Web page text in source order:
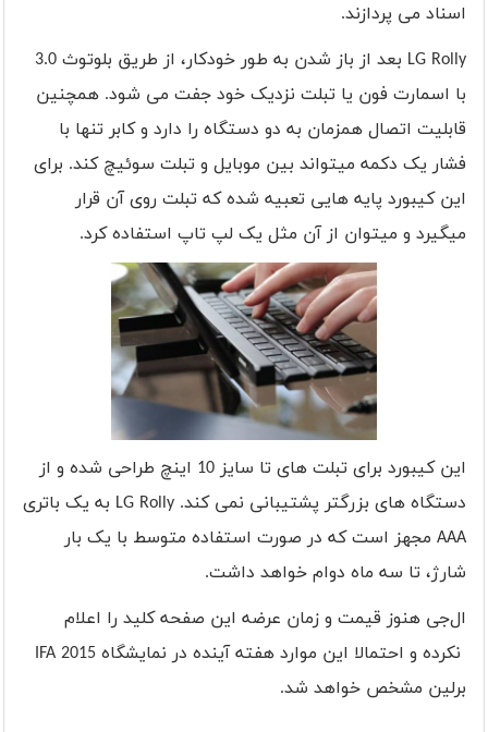
اسناد می پردازند.
LG Rolly
بعد از باز شدن به طور خودکار، از طریق بلوتوث 3.0
با اسمارت فون یا تبلت نزدیک خود جفت می شود. همچنین
قابلیت اتصال همزمان به دو دستگاه را دارد و کابر تنها با
فشار یک دکمه میتواند بین موبایل و تبلت سوئیچ کند. برای
این کیبورد پایه هایی تعبیه شده که تبلت روی آن قرار
میگیرد و میتوان از آن مثل یک لپ تاپ استفاده کرد.
این کیبورد برای تبلت های تا سایز 10 اینچ طراحی شده و از
دستگاه های بزرگتر پشتیبانی نمی کند. LG Rolly به یک باتری
AAA مجهز است که در صورت استفاده متوسط با یک بار
شارژ، تا سه ماه دوام خواهد داشت.
ال‌جی هنوز قیمت و زمان عرضه این صفحه کلید را اعلام
نکرده و احتمالا این موارد هفته آینده در نمایشگاه IFA 2015
برلین مشخص خواهد شد.